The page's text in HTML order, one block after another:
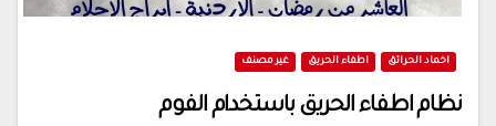
اخماد الحرائق اطفاء الحريق غير مصنف
نظام اطفاء الحريق باستخدام الفوم